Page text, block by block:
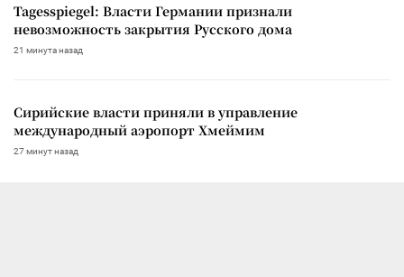
Tagesspiegel: Власти Германии признали
невозможность закрытия Русского дома
21 минута назад
Сирийские власти приняли в управление
международный аэропорт Хмеймим
27 минут назад